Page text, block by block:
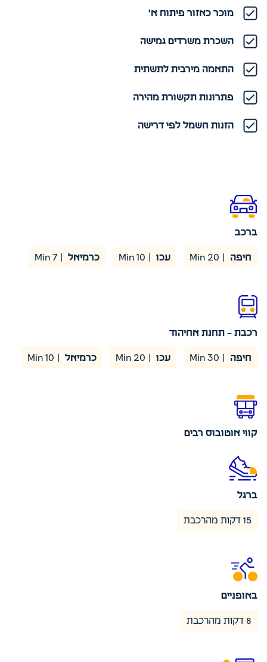
מוכר כאזור פיתוח א'
השכרת משרדים גמישה
התאמה מירבית לתשתית
פתרונות תקשורת מהירה
הזנות חשמל לפי דרישה
ברכב
חיפה עכו כרמיאל
רכבת – תחנת אחיהוד
חיפה עכו כרמיאל
קווי אוטובוס רבים
ברגל
15 דקות מהרכבת
באופניים
8 דקות מהרכבת